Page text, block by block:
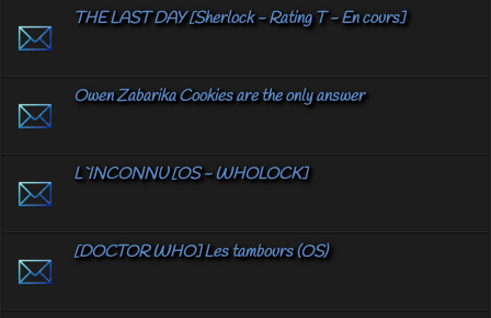
THE LAST DAY [Sherlock - Rating T - En cours]
Owen Zabarika Cookies are the only answer
L`INCONNU [OS - WHOLOCK]
[DOCTOR WHO] Les tambours (OS)